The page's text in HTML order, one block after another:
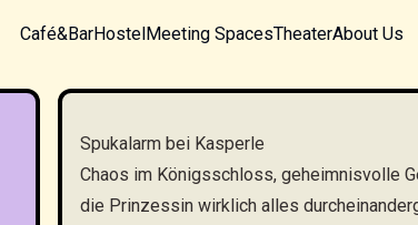
Café&BarHostelMeeting SpacesTheaterAbout Us
Spukalarm bei Kasperle
Chaos im Königsschloss, geheimnisvolle
die Prinzessin wirklich alles